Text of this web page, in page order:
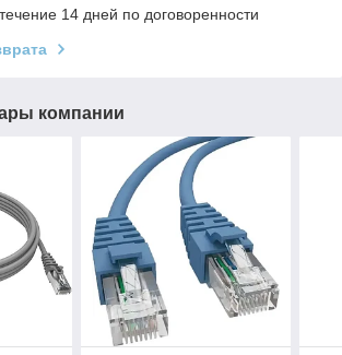
14 дней по договоренности
компании